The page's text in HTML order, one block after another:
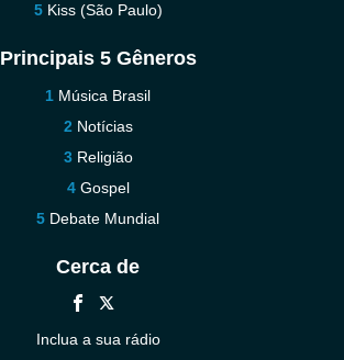
Kiss (São Paulo)
Principais 5 Gêneros
Música Brasil
Notícias
Religião
Gospel
Debate Mundial
Cerca de
Inclua a sua rádio